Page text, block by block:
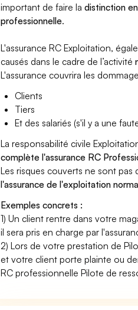
important de faire ladistinction
professionnelle.
L'assurance RC Exploitation,
causés dans le cadre de l’activité
L'assurance couvrira les
Clients
Tiers
Et des salariés (s'il y a une
La responsabilité civile
complète l'assurance RC
Les risques couverts ne sont
l'assurance de l'exploitation
Exemples concrets :
1) Un client rentre dans votre
il sera pris en charge par
2) Lors de votre prestation de
et votre client porte plainte ou
RC professionnelle Pilote de